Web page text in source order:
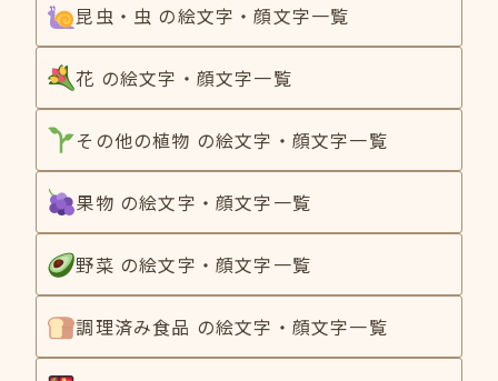
昆虫・虫 の絵文字・顔文字一覧
花 の絵文字・顔文字一覧
その他の植物 の絵文字・顔文字一覧
果物 の絵文字・顔文字一覧
野菜 の絵文字・顔文字一覧
調理済み食品 の絵文字・顔文字一覧